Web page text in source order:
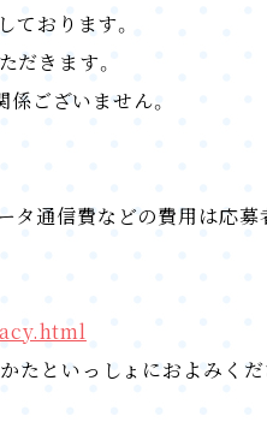
ております。
だきます。
ございません。
タ通信費などの費用は応募
たといっしょにおよみくだ